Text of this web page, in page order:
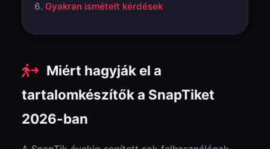
Gyakran ismételt kérdések
Miért hagyják el a
tartalomkészítők a SnapTiket
2026-ban